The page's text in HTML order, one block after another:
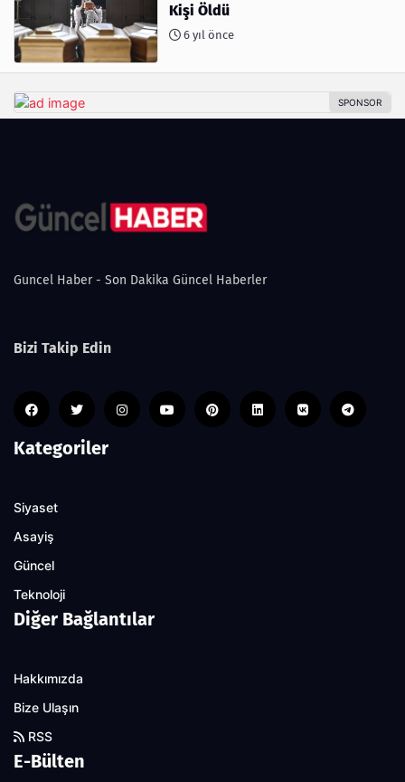
Kişi Öldü
6 yıl önce
Guncel Haber - Son Dakika Güncel Haberler
Bizi Takip Edin
Kategoriler
Siyaset
Asayiş
Güncel
Teknoloji
Diğer Bağlantılar
Hakkımızda
Bize Ulaşın
RSS
E-Bülten